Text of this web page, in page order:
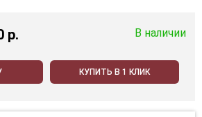
p. В наличии
КУПИТЬ В 1 КЛИК